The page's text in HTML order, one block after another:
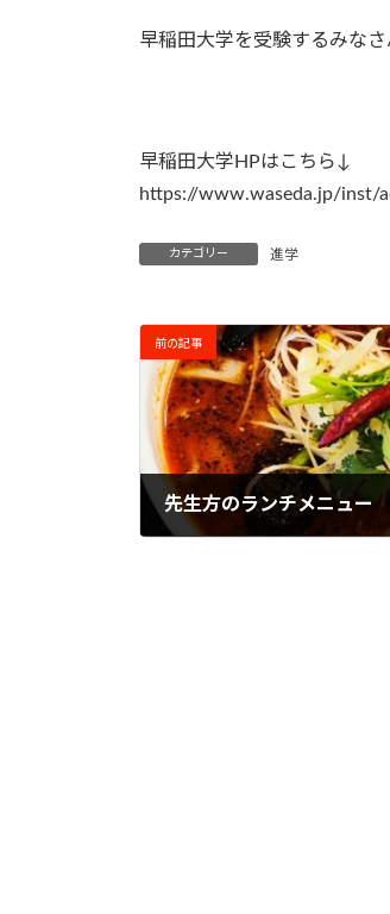
早稲田大学を受験するみな
早稲田大学HPはこちら↓
https://www.waseda.jp/inst/
カテゴリー 進学
前の記事
先生方のランチメニュー